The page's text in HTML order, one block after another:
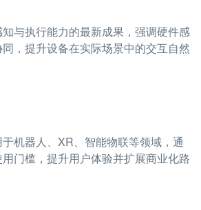
与执行能力的最新成果，强调硬件感
，提升设备在实际场景中的交互自然
机器人、XR、智能物联等领域，通
门槛，提升用户体验并扩展商业化路